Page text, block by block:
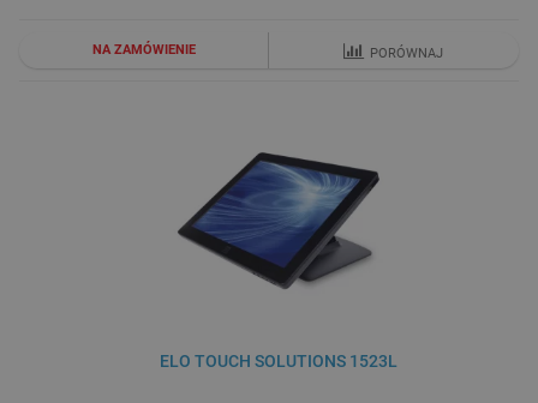
NA ZAMÓWIENIE PORÓWNAJ
ELO TOUCH SOLUTIONS 1523L